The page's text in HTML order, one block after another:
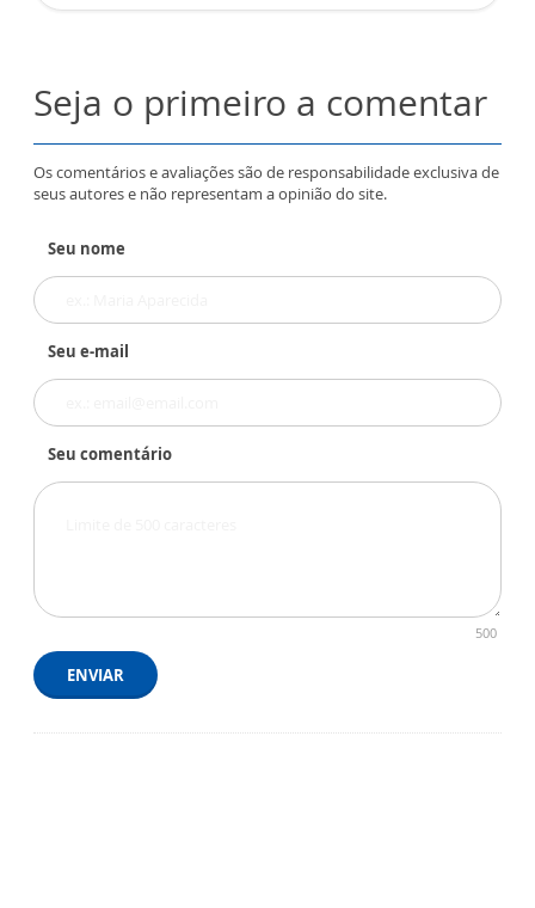
Seja o primeiro a comentar
Os comentários e avaliações são de responsabilidade exclusiva de
seus autores e não representam a opinião do site.
Seu nome
Seu e-mail
Seu comentário
500
ENVIAR